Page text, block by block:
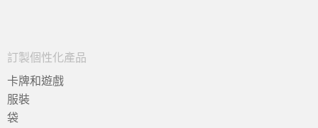
訂製個性化產品
卡牌和遊戲
服裝
袋